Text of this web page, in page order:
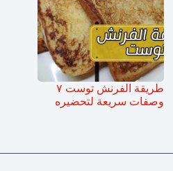
طريقة الفرنش توست ٧
وصفات سريعة لتحضيره